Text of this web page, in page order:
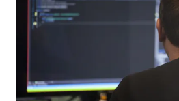
करने की क्षमता (एंगुलर प्लेग्राउंड का
आईपैड टेस्टिंग में कमांड बार एक्सेस करने
प्लेग्राउंड एप्लीकेशन को आसानी से
प्रदान करने के लिए नए कॉन्फ़िगरेशन ...